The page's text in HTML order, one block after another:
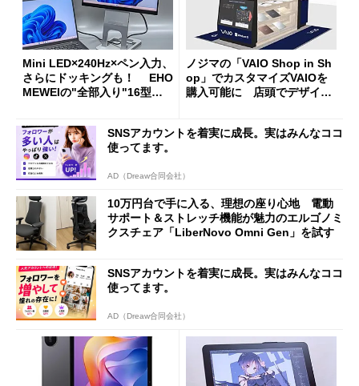
Mini LED×240Hz×ペン入力、
さらにドッキングも！ EHO
MEWEIの"全部入り"16型モ
ノジマの「VAIO Shop in Sh
op」でカスタマイズVAIOを
購入可能に 店頭でデザイン
SNSアカウントを着実に成長。実はみんなココ
使ってます。
AD（Dreaw合同会社）
10万円台で手に入る、理想の座り心地 電動
サポート＆ストレッチ機能が魅力のエルゴノミ
クスチェア「LiberNovo Omni Gen」を試す
SNSアカウントを着実に成長。実はみんなココ
使ってます。
AD（Dreaw合同会社）